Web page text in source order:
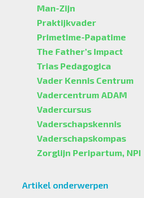
Man-Zijn
Praktijkvader
Primetime-Papatime
The Father’s Impact
Trias Pedagogica
Vader Kennis Centrum
Vadercentrum ADAM
Vadercursus
Vaderschapskennis
Vaderschapskompas
Zorglijn Peripartum, NPI
Artikel onderwerpen